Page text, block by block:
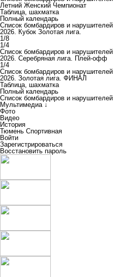
Летний Женский Чемпионат
Таблица, шахматка
Полный календарь
Список бомбардиров и нарушителей
2026. Кубок Золотая лига.
1/8
1/4
Список бомбардиров и нарушителей
2026. Серебряная лига. Плей-офф
1/4
Список бомбардиров и нарушителей
2026. Золотая лига. ФИНАЛ
Таблица, шахматка
Полный календарь
Список бомбардиров и нарушителей
Мультимедиа ↓
Фото
Видео
История
Тюмень Спортивная
Войти
Зарегистрироваться
Восстановить пароль